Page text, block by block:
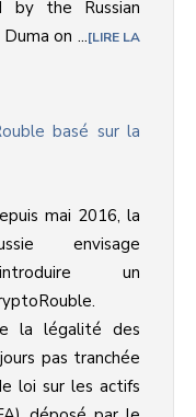
by the Russian
on ... LIRE LA
basé sur la
mai 2016, la
envisage
un
la légalité des
pas tranchée
loi sur les actifs